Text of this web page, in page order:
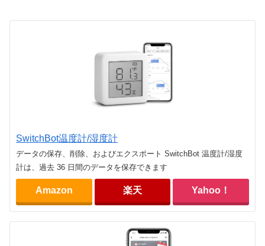
SwitchBot温度計/湿度計
データの保存、削除、およびエクスポート SwitchBot 温度計/湿度
計は、過去 36 日間のデータを保存できます
Amazon 楽天 Yahoo！